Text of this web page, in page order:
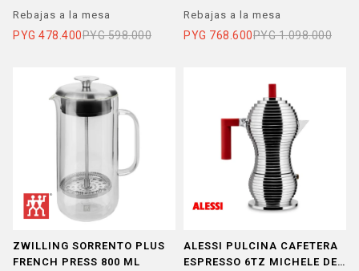
Rebajas a la mesa
PYG 478.400PYG 598.000
950ML
Rebajas a la mesa
PYG 768.600PYG 1.098.000
ZWILLING SORRENTO PLUS
FRENCH PRESS 800 ML
ALESSI PULCINA CAFETERA
ESPRESSO 6TZ MICHELE DE